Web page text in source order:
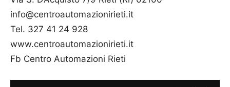
info@centroautomazionirieti.it
Tel. 327 41 24 928
www.centroautomazionirieti.it
Fb Centro Automazioni Rieti